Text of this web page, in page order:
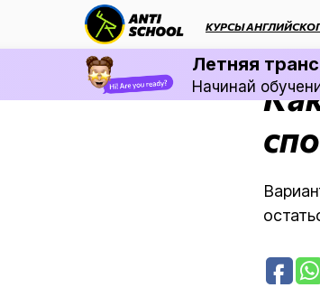
КУРСЫ
Летняя
Начинай
Блог →